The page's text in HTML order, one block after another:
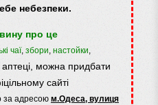
небезпеки.
про це
чаї, збори, настойки,
аптеці, можна придбати
сайті
за адресою м.Одеса, вулиця